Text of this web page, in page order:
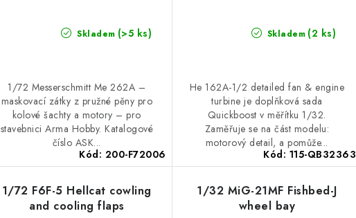
u
t
ů
Skladem (>5 ks)
1/72 Messerschmitt Me 262A –
maskovací zátky z pružné pěny pro
kolové šachty a motory – pro
stavebnici Arma Hobby. Katalogové
číslo ASK...
Kód: 200-F72006
Skladem (2 ks)
He 162A-1/2 detailed fan & engine
turbine je doplňková sada
Quickboost v měřítku 1/32.
Zaměřuje se na část modelu:
motorový detail, a pomůže...
Kód: 115-QB32363
1/72 F6F-5 Hellcat cowling
and cooling flaps
1/32 MiG-21MF Fishbed-J
wheel bay